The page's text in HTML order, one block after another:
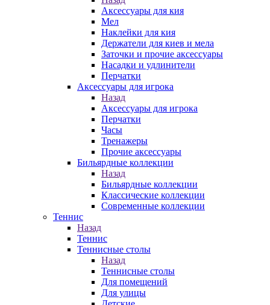
Аксессуары для кия
Мел
Наклейки для кия
Держатели для киев и мела
Заточки и прочие аксессуары
Насадки и удлинители
Перчатки
Аксессуары для игрока
Назад
Аксессуары для игрока
Перчатки
Часы
Тренажеры
Прочие аксессуары
Бильярдные коллекции
Назад
Бильярдные коллекции
Классические коллекции
Современные коллекции
Теннис
Назад
Теннис
Теннисные столы
Назад
Теннисные столы
Для помещений
Для улицы